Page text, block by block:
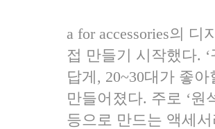
a for accessories의
접 만들기 시작했다.
답게, 20~30대가 좋
만들어졌다. 주로 ‘원
등으로 만드는 액세